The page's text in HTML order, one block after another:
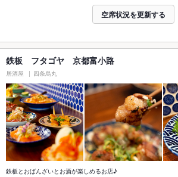
空席状況を更新する
鉄板 フタゴヤ 京都富小路
居酒屋 四条烏丸
鉄板とおばんざいとお酒が楽しめるお店♪